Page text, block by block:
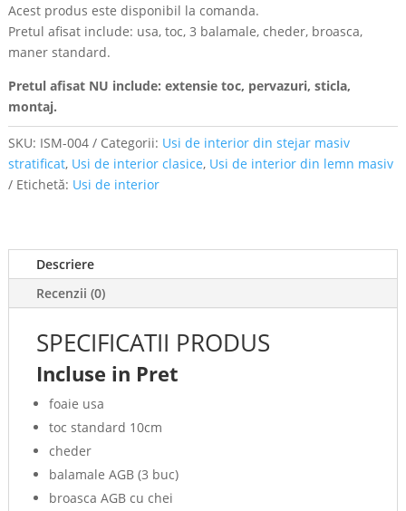
interior
din
Stejar
Stratificat,
tek,
3/3
geam,
Acest produs este disponibil la comanda.
Pretul afisat include: usa, toc, 3 balamale, cheder, broasca,
maner standard.
Pretul afisat NU include: extensie toc, pervazuri, sticla,
montaj.
SKU: ISM-004 Categorii: Usi de interior din stejar masiv
stratificat, Usi de interior clasice, Usi de interior din lemn masiv
Etichetă: Usi de interior
Descriere
Recenzii (0)
SPECIFICATII PRODUS
Incluse in Pret
foaie usa
toc standard 10cm
cheder
balamale AGB (3 buc)
broasca AGB cu chei